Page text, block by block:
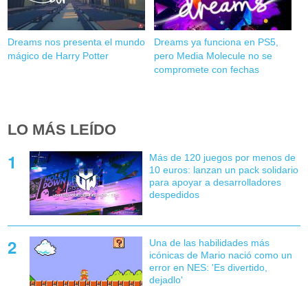
Dreams nos presenta el mundo
mágico de Harry Potter
Dreams ya funciona en PS5,
pero Media Molecule no se
compromete con fechas
LO MÁS LEÍDO
Más de 120 juegos por menos de
10 euros: lanzan un pack solidario
para apoyar a desarrolladores
despedidos
Una de las habilidades más
icónicas de Mario nació como un
error en NES: 'Es divertido,
dejadlo'